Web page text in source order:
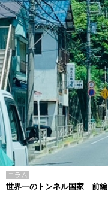
コラム
世界一のトンネル国家 前編